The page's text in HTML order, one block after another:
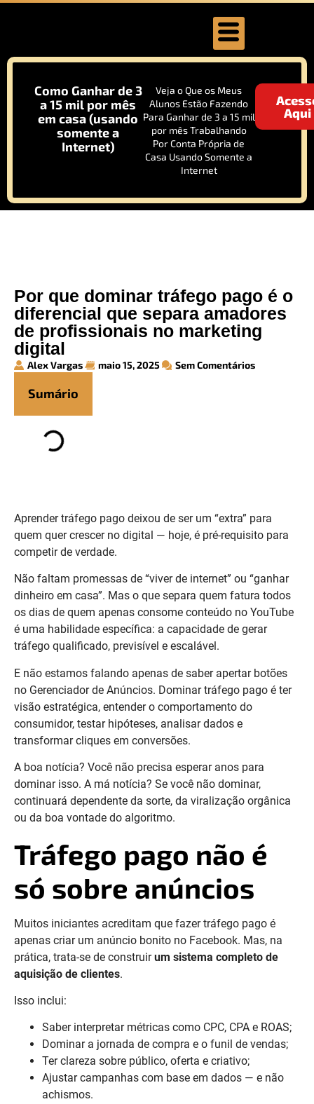
Como Ganhar de 3
a 15 mil por mês
em casa (usando
somente a
Internet)
Veja o Que os Meus
Alunos Estão Fazendo
Para Ganhar de 3 a 15 mil
por mês Trabalhando
Por Conta Própria de
Casa Usando Somente a
Internet
Aqui
Por que dominar tráfego pago é o
diferencial que separa amadores
de profissionais no marketing
digital
Alex Vargas maio 15, 2025 Sem Comentários
Sumário
Aprender tráfego pago deixou de ser um “extra” para
quem quer crescer no digital — hoje, é pré-requisito para
competir de verdade.
Não faltam promessas de “viver de internet” ou “ganhar
dinheiro em casa”. Mas o que separa quem fatura todos
os dias de quem apenas consome conteúdo no YouTube
é uma habilidade específica: a capacidade de gerar
tráfego qualificado, previsível e escalável.
E não estamos falando apenas de saber apertar botões
no Gerenciador de Anúncios. Dominar tráfego pago é ter
visão estratégica, entender o comportamento do
consumidor, testar hipóteses, analisar dados e
transformar cliques em conversões.
A boa notícia? Você não precisa esperar anos para
dominar isso. A má notícia? Se você não dominar,
continuará dependente da sorte, da viralização orgânica
ou da boa vontade do algoritmo.
Tráfego pago não é
só sobre anúncios
Muitos iniciantes acreditam que fazer tráfego pago é
apenas criar um anúncio bonito no Facebook. Mas, na
prática, trata-se de construirum sistema completo de
aquisição de clientes.
Isso inclui:
Saber interpretar métricas como CPC, CPA e ROAS;
Dominar a jornada de compra e o funil de vendas;
Ter clareza sobre público, oferta e criativo;
Ajustar campanhas com base em dados — e não
achismos.